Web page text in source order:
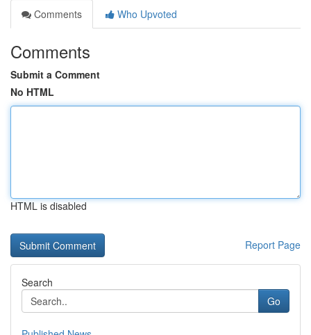
Comments
Who Upvoted
Comments
Submit a Comment
No HTML
HTML is disabled
Report Page
Search
Go